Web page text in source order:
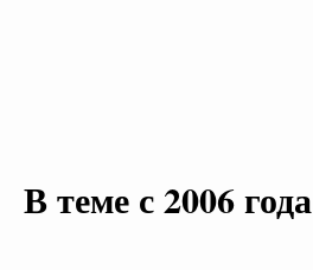
В теме с 2006 года